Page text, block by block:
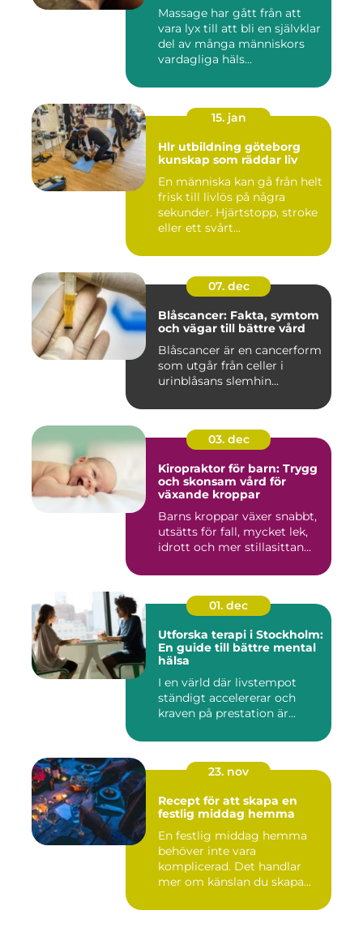
Massage har gått från att
vara lyx till att bli en självklar
del av många människors
vardagliga häls...
15. jan
Hlr utbildning göteborg
kunskap som räddar liv
En människa kan gå från helt
frisk till livlös på några
sekunder. Hjärtstopp, stroke
eller ett svårt...
07. dec
Blåscancer: Fakta, symtom
och vägar till bättre vård
Blåscancer är en cancerform
som utgår från celler i
urinblåsans slemhin...
03. dec
Kiropraktor för barn: Trygg
och skonsam vård för
växande kroppar
Barns kroppar växer snabbt,
utsätts för fall, mycket lek,
idrott och mer stillasittan...
01. dec
Utforska terapi i Stockholm:
En guide till bättre mental
hälsa
I en värld där livstempot
ständigt accelererar och
kraven på prestation är...
23. nov
Recept för att skapa en
festlig middag hemma
En festlig middag hemma
behöver inte vara
komplicerad. Det handlar
mer om känslan du skapa...